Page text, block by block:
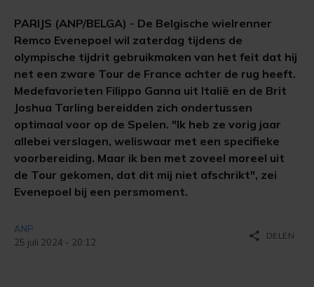
PARIJS (ANP/BELGA) - De Belgische wielrenner
Remco Evenepoel wil zaterdag tijdens de
olympische tijdrit gebruikmaken van het feit dat hij
net een zware Tour de France achter de rug heeft.
Medefavorieten Filippo Ganna uit Italië en de Brit
Joshua Tarling bereidden zich ondertussen
optimaal voor op de Spelen. "Ik heb ze vorig jaar
allebei verslagen, weliswaar met een specifieke
voorbereiding. Maar ik ben met zoveel moreel uit
de Tour gekomen, dat dit mij niet afschrikt", zei
Evenepoel bij een persmoment.
ANP
25 juli 2024 - 20:12
share DELEN